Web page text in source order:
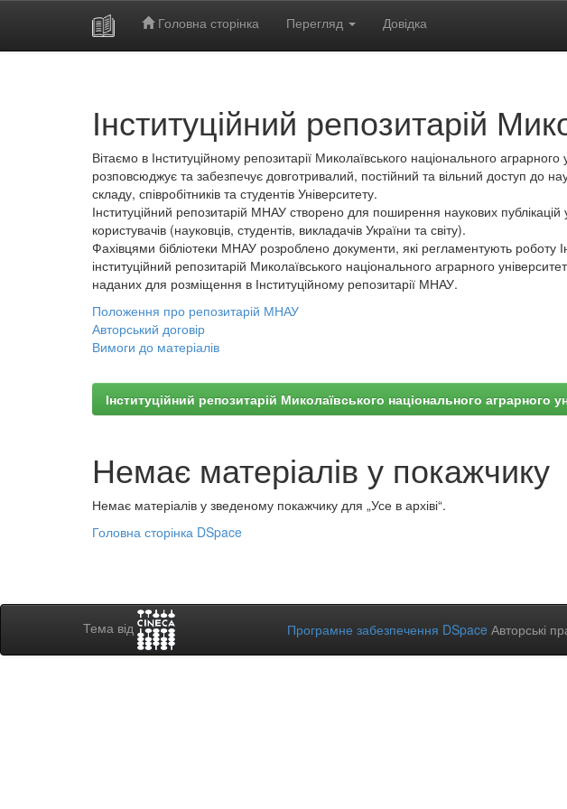
Головна сторінка Перегляд Довідка
Інституційний репозитарій
Вітаємо в Інституційному репозитарії Миколаївського національного
розповсюджує та забезпечує довготривалий, постійний та вільний доступ до
складу, співробітників та студентів Університету.
Інституційний репозитарій МНАУ створено для поширення наукових публікацій
користувачів (науковців, студентів, викладачів України та світу).
Фахівцями бібліотеки МНАУ розроблено документи, які регламентують роботу
інституційний репозитарій Миколаївського національного аграрного
наданих для розміщення в Інституційному репозитарії МНАУ.
Положення про репозитарій МНАУ
Авторський договір
Вимоги до матеріалів
Інституційний репозитарій Миколаївського національного аграрного
Немає матеріалів у покажчику
Немає матеріалів у зведеному покажчику для „Усе в архіві“.
Головна сторінка DSpace
Тема від Програмне забезпечення DSpace Авторські